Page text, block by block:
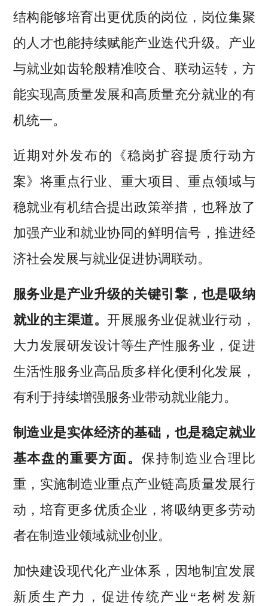
结构能够培育出更优质的岗位，岗位集聚
的人才也能持续赋能产业迭代升级。产业
与就业如齿轮般精准咬合、联动运转，方
能实现高质量发展和高质量充分就业的有
机统一。
近期对外发布的《稳岗扩容提质行动方
案》将重点行业、重大项目、重点领域与
稳就业有机结合提出政策举措，也释放了
加强产业和就业协同的鲜明信号，推进经
济社会发展与就业促进协调联动。
服务业是产业升级的关键引擎，也是吸纳
就业的主渠道。开展服务业促就业行动，
大力发展研发设计等生产性服务业，促进
生活性服务业高品质多样化便利化发展，
有利于持续增强服务业带动就业能力。
制造业是实体经济的基础，也是稳定就业
基本盘的重要方面。 保持制造业合理比
重，实施制造业重点产业链高质量发展行
动，培育更多优质企业，将吸纳更多劳动
者在制造业领域就业创业。
加快建设现代化产业体系，因地制宜发展
新质生产力，促进传统产业“老树发新